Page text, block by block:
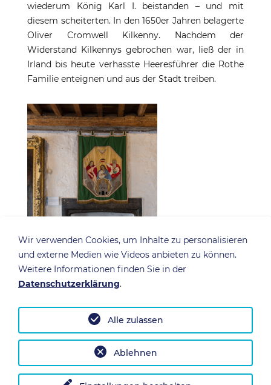
wiederum König Karl I. beistanden – und mit
diesem scheiterten. In den 1650er Jahren belagerte
Oliver Cromwell Kilkenny. Nachdem der
Widerstand Kilkennys gebrochen war, ließ der in
Irland bis heute verhasste Heeresführer die Rothe
Familie enteignen und aus der Stadt treiben.
Wir verwenden Cookies, um Inhalte zu personalisieren
und externe Medien wie Videos anbieten zu können.
Weitere Informationen finden Sie in der
Datenschutzerklärung.
Ablehnen
Alle zulassen